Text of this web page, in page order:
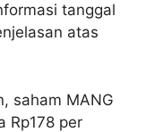
tanggal
atas
saham MANG
Rp178 per